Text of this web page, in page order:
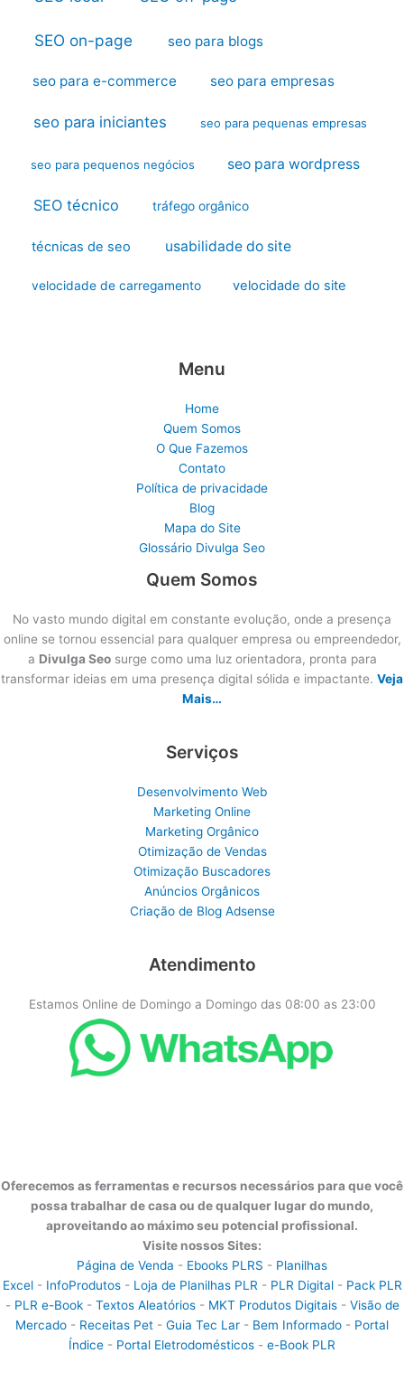
SEO on-page seo para blogs
seo para e-commerce seo para empresas
seo para iniciantes seo para pequenas empresas
seo para pequenos negócios seo para wordpress
SEO técnico tráfego orgânico
técnicas de seo usabilidade do site
velocidade de carregamento velocidade do site
Menu
Home
Quem Somos
O Que Fazemos
Contato
Política de privacidade
Blog
Mapa do Site
Glossário Divulga Seo
Quem Somos
No vasto mundo digital em constante evolução, onde a presença
online se tornou essencial para qualquer empresa ou empreendedor,
a Divulga Seosurge como uma luz orientadora, pronta para
transformar ideias em uma presença digital sólida e impactante. Veja
Mais…
Serviços
Desenvolvimento Web
Marketing Online
Marketing Orgânico
Otimização de Vendas
Otimização Buscadores
Anúncios Orgânicos
Criação de Blog Adsense
Atendimento
Estamos Online de Domingo a Domingo das 08:00 as 23:00
Oferecemos as ferramentas e recursos necessários para que você
possa trabalhar de casa ou de qualquer lugar do mundo,
aproveitando ao máximo seu potencial profissional.
Visite nossos Sites:
Página de Venda - Ebooks PLRS - Planilhas
Excel- InfoProdutos- Loja de Planilhas PLR - PLR Digital- Pack PLR
- PLR e-Book- Textos Aleatórios- MKT Produtos Digitais- Visão de
Mercado - Receitas Pet - Guia Tec Lar - Bem Informado - Portal
Índice - Portal Eletrodomésticos - e-Book PLR